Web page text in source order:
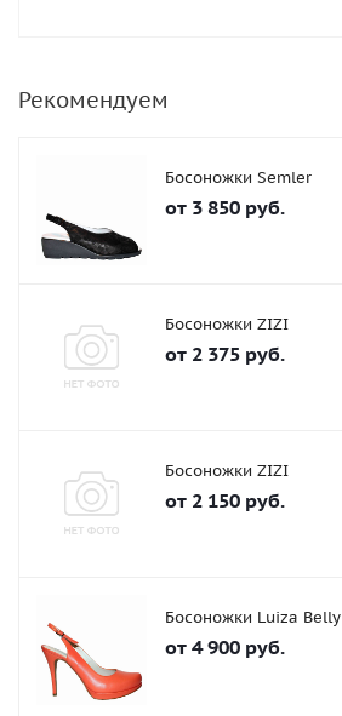
Рекомендуем
Босоножки Semler
от 3 850 руб.
Босоножки ZIZI
от 2 375 руб.
Босоножки ZIZI
от 2 150 руб.
Босоножки Luiza Belly
от 4 900 руб.